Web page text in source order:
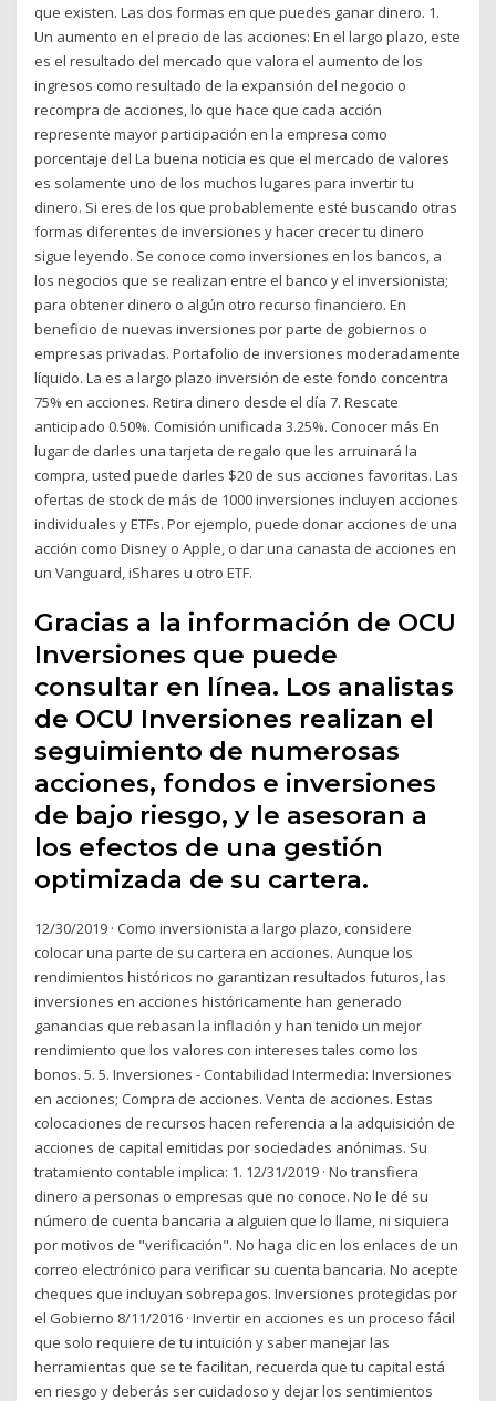
que existen. Las dos formas en que puedes ganar dinero. 1.
Un aumento en el precio de las acciones: En el largo plazo, este
es el resultado del mercado que valora el aumento de los
ingresos como resultado de la expansión del negocio o
recompra de acciones, lo que hace que cada acción
represente mayor participación en la empresa como
porcentaje del La buena noticia es que el mercado de valores
es solamente uno de los muchos lugares para invertir tu
dinero. Si eres de los que probablemente esté buscando otras
formas diferentes de inversiones y hacer crecer tu dinero
sigue leyendo. Se conoce como inversiones en los bancos, a
los negocios que se realizan entre el banco y el inversionista;
para obtener dinero o algún otro recurso financiero. En
beneficio de nuevas inversiones por parte de gobiernos o
empresas privadas. Portafolio de inversiones moderadamente
líquido. La es a largo plazo inversión de este fondo concentra
75% en acciones. Retira dinero desde el día 7. Rescate
anticipado 0.50%. Comisión unificada 3.25%. Conocer más En
lugar de darles una tarjeta de regalo que les arruinará la
compra, usted puede darles $20 de sus acciones favoritas. Las
ofertas de stock de más de 1000 inversiones incluyen acciones
individuales y ETFs. Por ejemplo, puede donar acciones de una
acción como Disney o Apple, o dar una canasta de acciones en
un Vanguard, iShares u otro ETF.
Gracias a la información de OCU
Inversiones que puede
consultar en línea. Los analistas
de OCU Inversiones realizan el
seguimiento de numerosas
acciones, fondos e inversiones
de bajo riesgo, y le asesoran a
los efectos de una gestión
optimizada de su cartera.
12/30/2019 · Como inversionista a largo plazo, considere
colocar una parte de su cartera en acciones. Aunque los
rendimientos históricos no garantizan resultados futuros, las
inversiones en acciones históricamente han generado
ganancias que rebasan la inflación y han tenido un mejor
rendimiento que los valores con intereses tales como los
bonos. 5. 5. Inversiones - Contabilidad Intermedia: Inversiones
en acciones; Compra de acciones. Venta de acciones. Estas
colocaciones de recursos hacen referencia a la adquisición de
acciones de capital emitidas por sociedades anónimas. Su
tratamiento contable implica: 1. 12/31/2019 · No transfiera
dinero a personas o empresas que no conoce. No le dé su
número de cuenta bancaria a alguien que lo llame, ni siquiera
por motivos de "verificación". No haga clic en los enlaces de un
correo electrónico para verificar su cuenta bancaria. No acepte
cheques que incluyan sobrepagos. Inversiones protegidas por
el Gobierno 8/11/2016 · Invertir en acciones es un proceso fácil
que solo requiere de tu intuición y saber manejar las
herramientas que se te facilitan, recuerda que tu capital está
en riesgo y deberás ser cuidadoso y dejar los sentimientos